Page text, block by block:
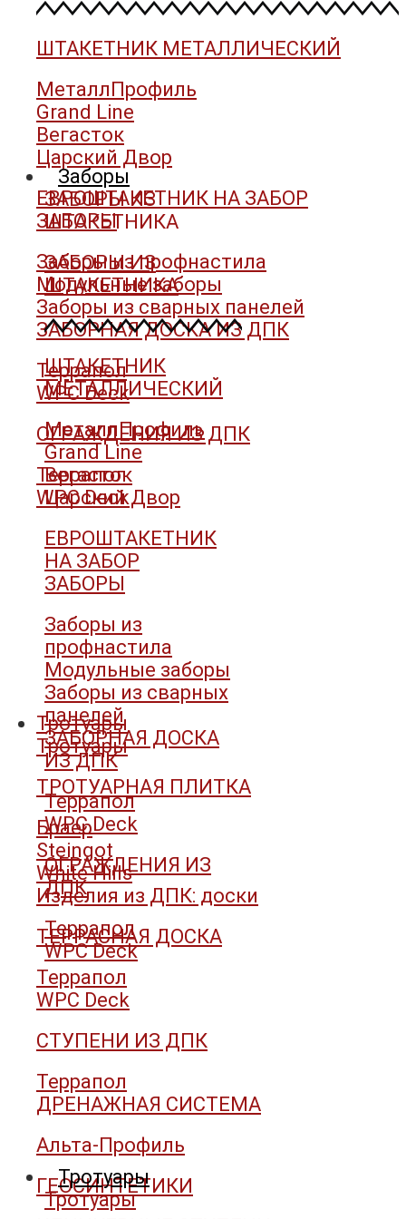
Заборы
ЗАБОРЫ ИЗ
ШТАКЕТНИКА
ЗАБОРЫ ИЗ
ШТАКЕТНИКА
ШТАКЕТНИК
МЕТАЛЛИЧЕСКИЙ
МеталлПрофиль
Grand Line
Вегасток
Царский Двор
ЕВРОШТАКЕТНИК
НА ЗАБОР
ЗАБОРЫ
Заборы из
профнастила
Модульные заборы
Заборы из сварных
панелей
ЗАБОРНАЯ ДОСКА
ИЗ ДПК
Террапол
WPC Deck
ОГРАЖДЕНИЯ ИЗ
ДПК
Террапол
WPC Deck
Тротуары
Тротуары
ШТАКЕТНИК МЕТАЛЛИЧЕСКИЙ
МеталлПрофиль
Grand Line
Вегасток
Царский Двор
ЕВРОШТАКЕТНИК НА ЗАБОР
ЗАБОРЫ
Заборы из профнастила
Модульные заборы
Заборы из сварных панелей
ЗАБОРНАЯ ДОСКА ИЗ ДПК
Террапол
WPC Deck
ОГРАЖДЕНИЯ ИЗ ДПК
Террапол
WPC Deck
Тротуары
Тротуары
ТРОТУАРНАЯ ПЛИТКА
Браер
Steingot
White Hills
Изделия из ДПК: доски
ТЕРРАСНАЯ ДОСКА
Террапол
WPC Deck
СТУПЕНИ ИЗ ДПК
Террапол
ДРЕНАЖНАЯ СИСТЕМА
Альта-Профиль
ГЕОСИНТЕТИКИ